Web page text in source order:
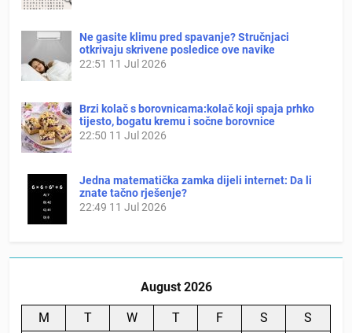
Ne gasite klimu pred spavanje? Stručnjaci
otkrivaju skrivene posledice ove navike
22:51 11 Jul 2026
Brzi kolač s borovnicama:kolač koji spaja prhko
tijesto, bogatu kremu i sočne borovnice
22:50 11 Jul 2026
Jedna matematička zamka dijeli internet: Da li
znate tačno rješenje?
22:49 11 Jul 2026
August 2026
M T W T F S S